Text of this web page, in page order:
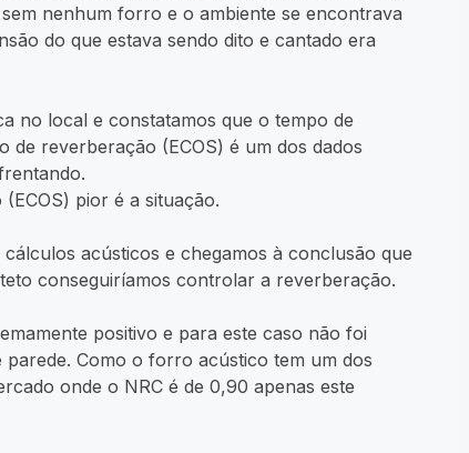
nenhum forro e o ambiente se encontrava
do que estava sendo dito e cantado era
no local e constatamos que o tempo de
reverberação (ECOS) é um dos dados
pior é a situação.
acústicos e chegamos à conclusão que
conseguiríamos controlar a reverberação.
positivo e para este caso não foi
Como o forro acústico tem um dos
onde o NRC é de 0,90 apenas este